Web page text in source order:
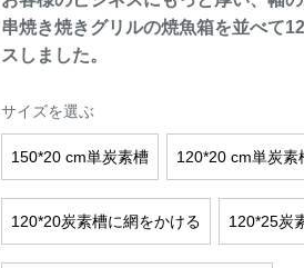
串焼き焼きグリルの焼魚箱を並べて
スしました。
サイズを選ぶ
150*20 cm単炭素槽 120*20 cm単炭素
120*20炭素槽に網をかける 120*25炭